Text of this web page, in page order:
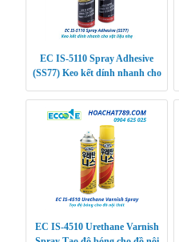
EC IS-5110 Spray Adhesive
(SS77) Keo kết dính nhanh cho
EC IS-4510 Urethane Varnish